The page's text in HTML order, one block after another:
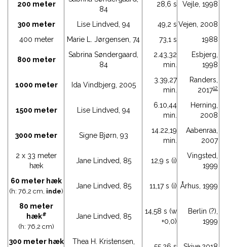
200 meter
84
28,6 s Vejle, 1998
300 meter Lise Lindved, 94 49,2 s Vejen, 2008
400 meter
Marie L. Jørgensen, 74 73,1 s 1988
800 meter
Sabrina Søndergaard,
84
2.43,32
min.
Esbjerg,
1998
1000 meter Ida Vindbjerg, 2005
3.39,27
min.
Randers,
201712
1500 meter Lise Lindved, 94
6.10,44
min.
Herning,
2008
3000 meter Signe Bjørn, 93
14.22,19
min.
Aabenraa,
2007
2 x 33 meter
hæk
Jane Lindved, 85 12,9 s (i)
Vingsted,
1999
60 meter hæk
(h: 76,2 cm, inde)
Jane Lindved, 85 11,17 s (i) Århus, 1999
80 meter
hæk#
(h: 76,2 cm)
Jane Lindved, 85
14,58 s (w
+0,0)
Berlin (?),
1999
300 meter hæk
Thea H. Kristensen,